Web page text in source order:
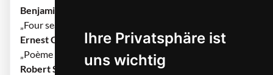
Ihre Privatsphäre ist
uns wichtig
Benjamin Britten
„Four sea interludes“ aus „Peter Grimes“, op. 33a
Ernest Chausson
„Poème de l’amour et de la mer“, op. 19
Robert Schumann